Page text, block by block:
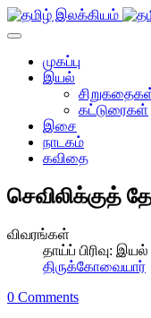
முகப்பு
இயல்
கட்டுரைகள்
இசை
நாடகம்
கவிதை
செவிலிக்குத்
விவரங்கள்
தாய்ப் பிரிவு: இயல்
திருக்கோவையார்
0 Comments